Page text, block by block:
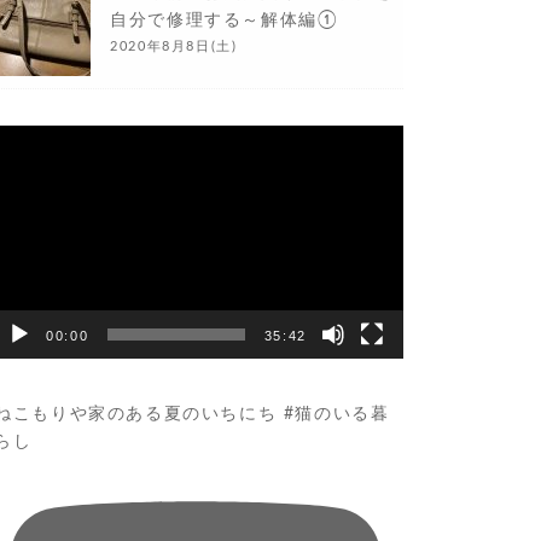
自分で修理する～解体編①
2020年8月8日(土)
00:00 35:42
こもりや家のある夏のいちにち #猫のいる暮
し